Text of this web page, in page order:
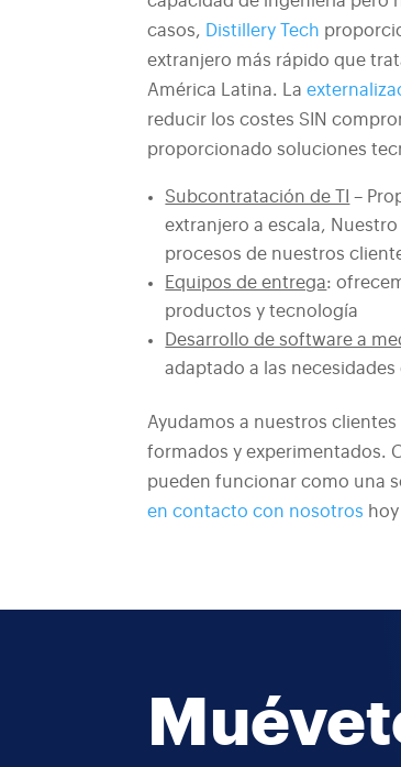
casos,
Distillery Tech
extranjero más rápido que
América Latina. La
reducir los costes SIN
proporcionado soluciones
Subcontratación de TI
–
extranjero a escala,
procesos de nuestros
Equipos de entrega:
productos y tecnología
Desarrollo de software a
adaptado a las
Ayudamos a nuestros
formados y experimentados.
pueden funcionar como una
en contacto con nosotros